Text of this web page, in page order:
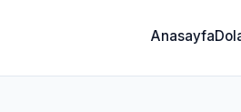
Anasayfa